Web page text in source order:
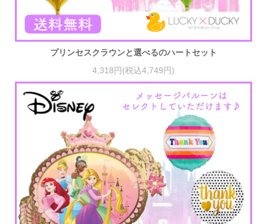
プリンセスクラウンと選べるのハートセット
4,318円(税込4,749円)